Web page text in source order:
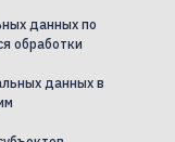
данных по
обработки
данных в